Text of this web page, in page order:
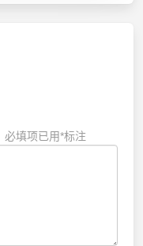
必填项已用*标注